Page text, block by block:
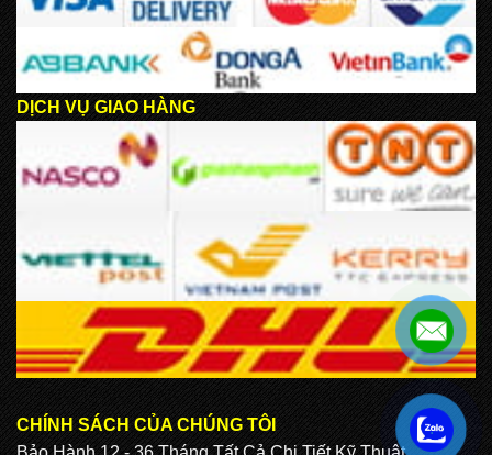
DỊCH VỤ GIAO HÀNG
CHÍNH SÁCH CỦA CHÚNG TÔI
.